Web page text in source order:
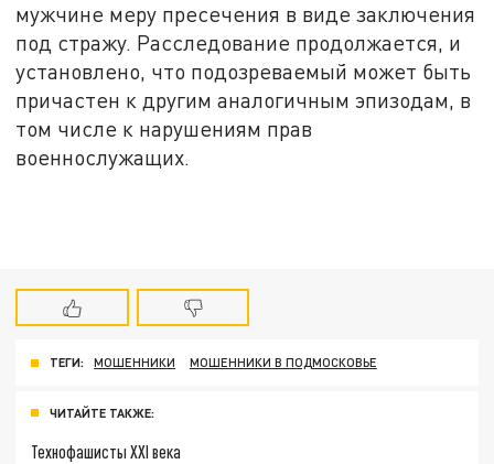
мужчине меру пресечения в виде заключения
под стражу. Расследование продолжается, и
установлено, что подозреваемый может быть
причастен к другим аналогичным эпизодам, в
том числе к нарушениям прав
военнослужащих.
ТЕГИ: МОШЕННИКИ МОШЕННИКИ В ПОДМОСКОВЬЕ
ЧИТАЙТЕ ТАКЖЕ:
Технофашисты XXI века